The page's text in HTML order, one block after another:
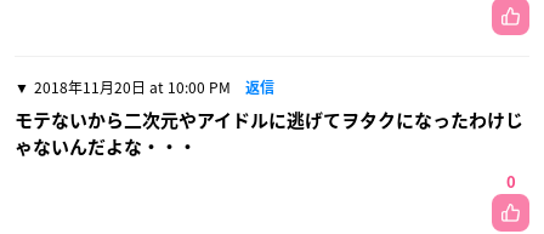
2018年11月20日 at 10:00 PM 返信
モテないから二次元やアイドルに逃げてヲタクになったわけじ
ゃないんだよな・・・
0